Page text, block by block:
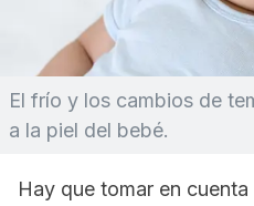
El frío y los cambios de
a la piel del bebé.
Hay que tomar en cuenta